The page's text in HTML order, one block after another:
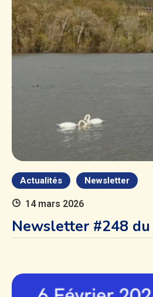
Actualités Newsletter
14 mars 2026
Newsletter #248